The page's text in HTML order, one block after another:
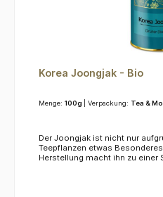
Korea Joongjak - Bio
Menge: 100g | Verpackung: Tea &
Der Joongjak ist nicht nur
Teepflanzen etwas
Herstellung macht ihn zu einer